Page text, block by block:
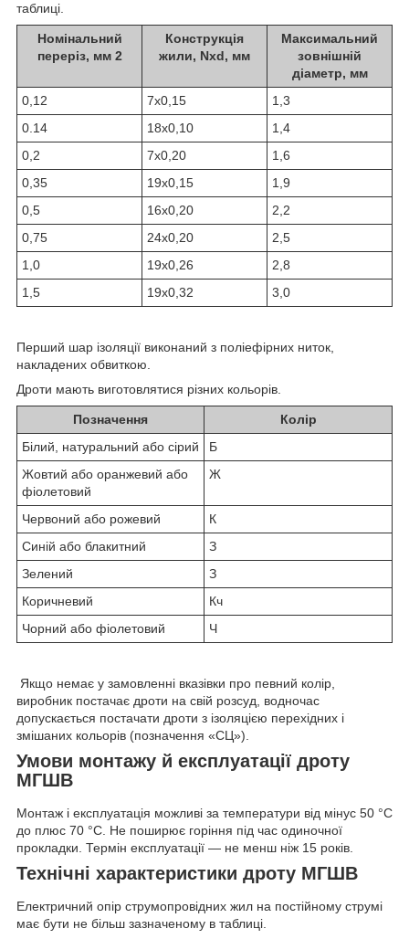
таблиці.
Номінальний
переріз, мм 2
Конструкція
жили, Nxd, мм
Максимальний
зовнішній
діаметр, мм
0,12
7х0,15
1,3
0.14
18х0,10
1,4
0,2
7х0,20
1,6
0,35
19х0,15
1,9
0,5
16х0,20
2,2
0,75
24х0,20
2,5
1,0
19х0,26
2,8
1,5
19х0,32 3,0
Перший шар ізоляції виконаний з поліефірних ниток,
накладених обвиткою.
Дроти мають виготовлятися різних кольорів.
Позначення
Колір
Білий, натуральний або сірий
Б
Жовтий або оранжевий або
фіолетовий
Ж
Червоний або рожевий
К
Синій або блакитний
З
Зелений
З
Коричневий
Кч
Чорний або фіолетовий
Ч
Якщо немає у замовленні вказівки про певний колір,
виробник постачає дроти на свій розсуд, водночас
допускається постачати дроти з ізоляцією перехідних і
змішаних кольорів (позначення «СЦ»).
Умови монтажу й експлуатації дроту
МГШВ
Монтаж і експлуатація можливі за температури від мінус 50 °C
до плюс 70 °C. Не поширює горіння під час одиночної
прокладки. Термін експлуатації — не менш ніж 15 років.
Технічні характеристики дроту МГШВ
Електричний опір струмопровідних жил на постійному струмі
має бути не більш зазначеному в таблиці.